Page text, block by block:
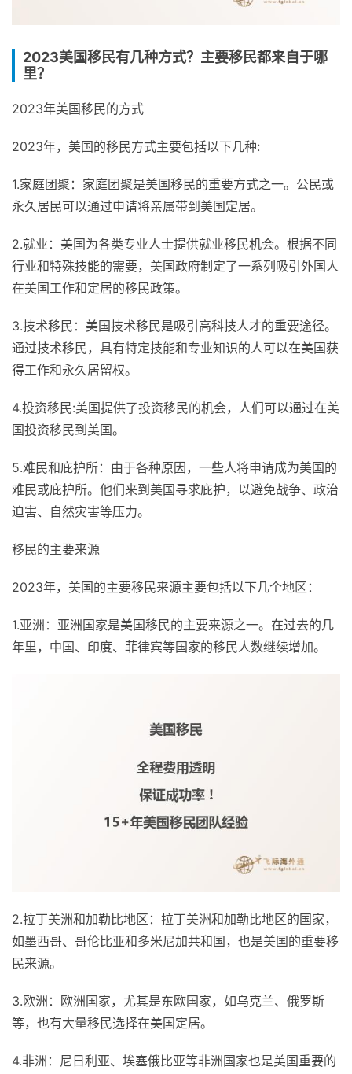
2023美国移民有几种方式？主要移民都来自于哪
里？
2023年美国移民的方式
2023年，美国的移民方式主要包括以下几种:
1.家庭团聚：家庭团聚是美国移民的重要方式之一。公民或
永久居民可以通过申请将亲属带到美国定居。
2.就业：美国为各类专业人士提供就业移民机会。根据不同
行业和特殊技能的需要，美国政府制定了一系列吸引外国人
在美国工作和定居的移民政策。
3.技术移民：美国技术移民是吸引高科技人才的重要途径。
通过技术移民，具有特定技能和专业知识的人可以在美国获
得工作和永久居留权。
4.投资移民:美国提供了投资移民的机会，人们可以通过在美
国投资移民到美国。
5.难民和庇护所：由于各种原因，一些人将申请成为美国的
难民或庇护所。他们来到美国寻求庇护，以避免战争、政治
迫害、自然灾害等压力。
移民的主要来源
2023年，美国的主要移民来源主要包括以下几个地区：
1.亚洲：亚洲国家是美国移民的主要来源之一。在过去的几
年里，中国、印度、菲律宾等国家的移民人数继续增加。
2.拉丁美洲和加勒比地区：拉丁美洲和加勒比地区的国家，
如墨西哥、哥伦比亚和多米尼加共和国，也是美国的重要移
民来源。
3.欧洲：欧洲国家，尤其是东欧国家，如乌克兰、俄罗斯
等，也有大量移民选择在美国定居。
4.非洲：尼日利亚、埃塞俄比亚等非洲国家也是美国重要的